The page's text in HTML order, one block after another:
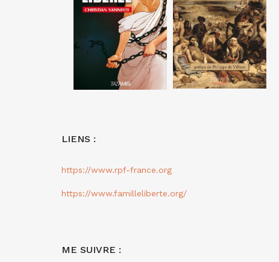
LIENS :
https://www.rpf-france.org
https://www.familleliberte.org/
ME SUIVRE :